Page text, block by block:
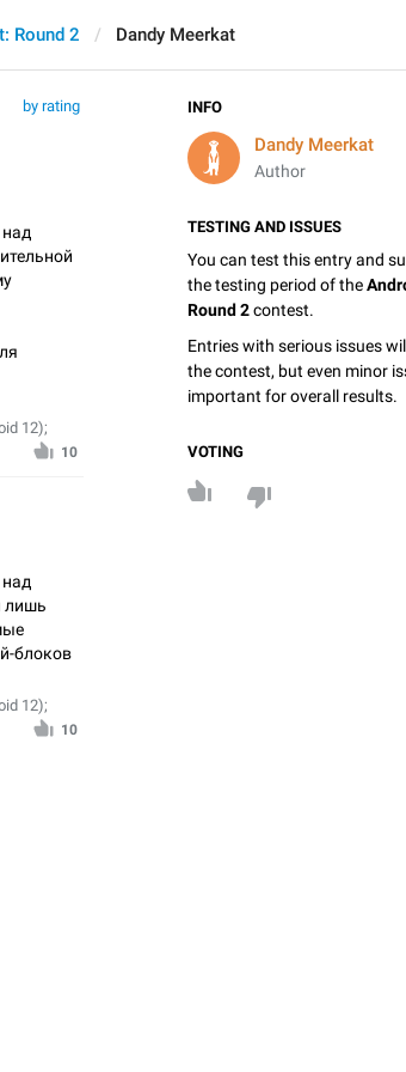
Round 2 Dandy Meerkat
INFO
Dandy Meerkat
Author
TESTING AND ISSUES
You can test this entry and
the testing period of the
Round 2contest.
Entries with serious issues
the contest, but even minor
important for overall results.
VOTING
by rating
12);
10
лишь
блоков
12);
10